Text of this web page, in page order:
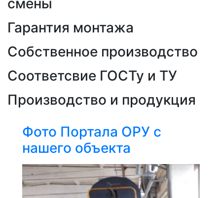
смены
Гарантия монтажа
Собственное производство
Соответсвие ГОСТу и ТУ
Производство и продукция
Фото Портала ОРУ с
нашего объекта